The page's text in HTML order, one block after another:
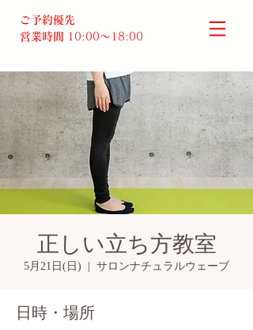
ご予約優先
営業時間 10:00～18:00​
正しい立ち方教室
5月21日(日) サロンナチュラルウェーブ
日時・場所